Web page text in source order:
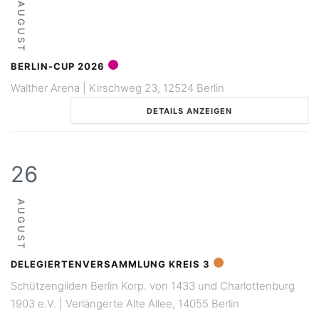
AUGUST
BERLIN-CUP 2026
Walther Arena | Kirschweg 23, 12524 Berlin
DETAILS ANZEIGEN
26
AUGUST
DELEGIERTENVERSAMMLUNG KREIS 3
Schützengilden Berlin Korp. von 1433 und Charlottenburg
1903 e.V. | Verlängerte Alte Allee, 14055 Berlin